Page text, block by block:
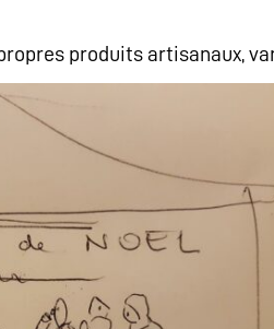
produits artisanaux,